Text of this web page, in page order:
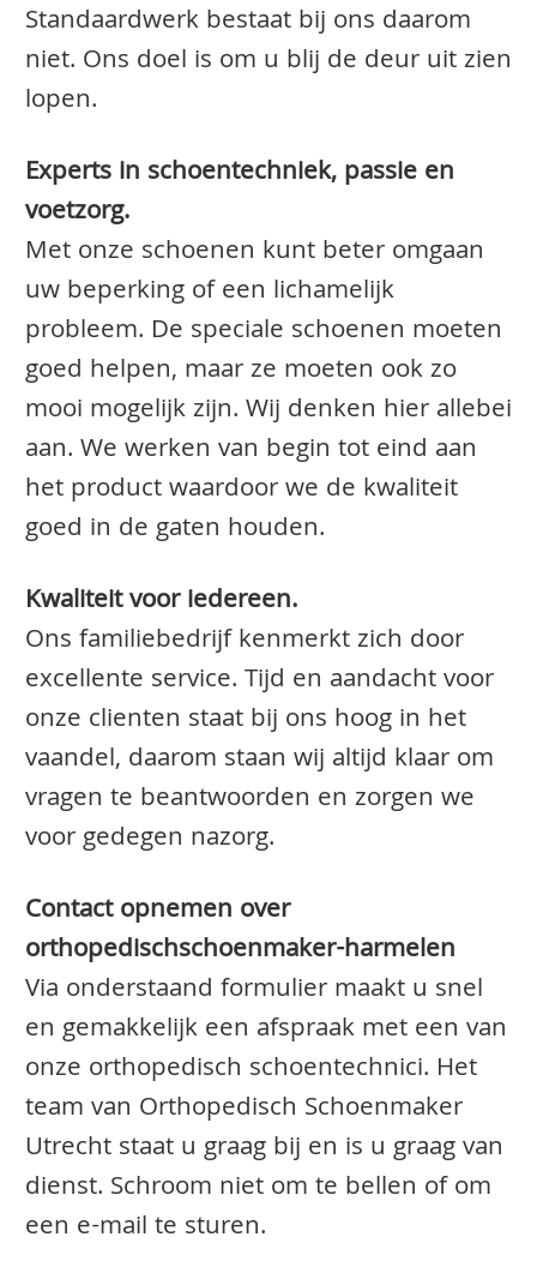
Standaardwerk bestaat bij ons daarom
niet. Ons doel is om u blij de deur uit zien
lopen.
Experts in schoentechniek, passie en
voetzorg.
Met onze schoenen kunt beter omgaan
uw beperking of een lichamelijk
probleem. De speciale schoenen moeten
goed helpen, maar ze moeten ook zo
mooi mogelijk zijn. Wij denken hier allebei
aan. We werken van begin tot eind aan
het product waardoor we de kwaliteit
goed in de gaten houden.
Kwaliteit voor iedereen.
Ons familiebedrijf kenmerkt zich door
excellente service. Tijd en aandacht voor
onze clienten staat bij ons hoog in het
vaandel, daarom staan wij altijd klaar om
vragen te beantwoorden en zorgen we
voor gedegen nazorg.
Contact opnemen over
orthopedischschoenmaker-harmelen
Via onderstaand formulier maakt u snel
en gemakkelijk een afspraak met een van
onze orthopedisch schoentechnici. Het
team van Orthopedisch Schoenmaker
Utrecht staat u graag bij en is u graag van
dienst. Schroom niet om te bellen of om
een e-mail te sturen.